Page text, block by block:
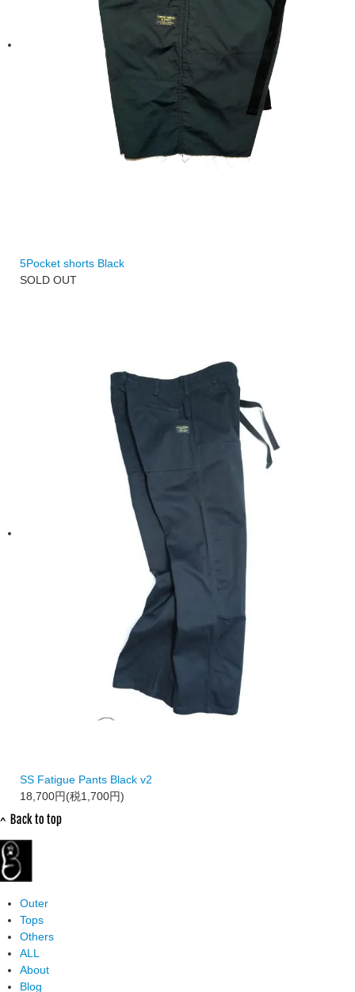
5Pocket shorts Black
SOLD OUT
SS Fatigue Pants Black v2
18,700円(税1,700円)
Outer
Tops
Others
ALL
About
Blog